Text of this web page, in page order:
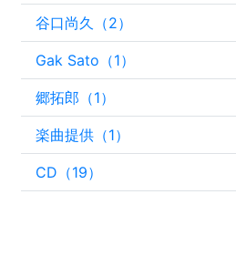
谷口尚久（2）
Gak Sato（1）
郷拓郎（1）
楽曲提供（1）
CD（19）